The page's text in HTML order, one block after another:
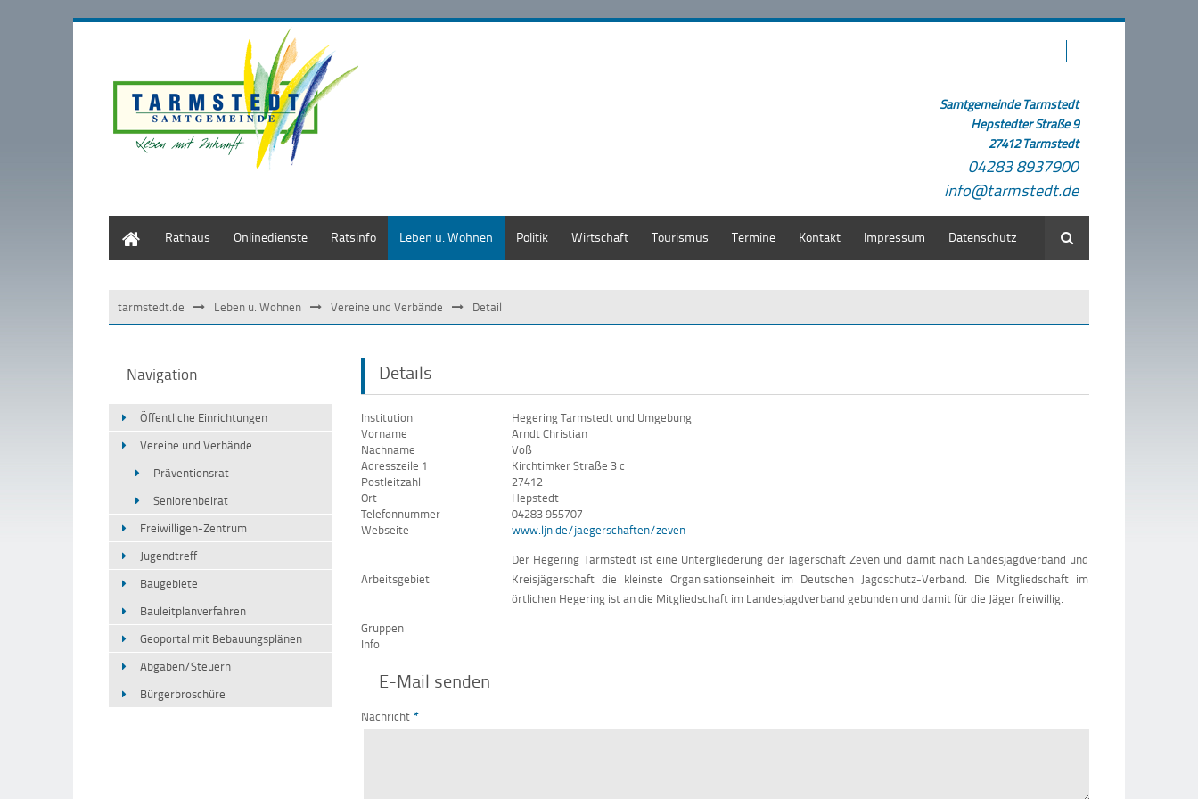
Samtgemeinde Tarmstedt
Hepstedter Straße 9
27412 Tarmstedt
04283 8937900
info@tarmstedt.de
Rathaus Onlinedienste Ratsinfo Leben u. Wohnen Politik Wirtschaft Tourismus Termine Kontakt Impressum Datenschutz Suche
tarmstedt.de Leben u. Wohnen Vereine und Verbände Detail
Navigation
Öffentliche Einrichtungen
Vereine und Verbände
Präventionsrat
Seniorenbeirat
Freiwilligen-Zentrum
Jugendtreff
Baugebiete
Bauleitplanverfahren
Geoportal mit Bebauungsplänen
Abgaben/Steuern
Bürgerbroschüre
Details
Institution
Hegering Tarmstedt und Umgebung
Vorname
Arndt Christian
Nachname
Voß
Adresszeile 1
Kirchtimker Straße 3 c
Postleitzahl
27412
Ort
Hepstedt
Telefonnummer
04283 955707
Webseite
www.ljn.de/jaegerschaften/zeven
Arbeitsgebiet
Der Hegering Tarmstedt ist eine Untergliederung der Jägerschaft Zeven und damit nach Landesjagdverband und
Kreisjägerschaft die kleinste Organisationseinheit im Deutschen Jagdschutz-Verband. Die Mitgliedschaft im
örtlichen Hegering ist an die Mitgliedschaft im Landesjagdverband gebunden und damit für die Jäger freiwillig.
Gruppen
Info
E-Mail senden
Nachricht *